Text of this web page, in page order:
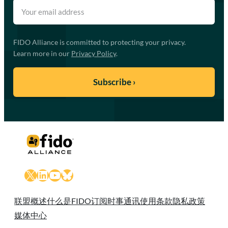
FIDO Alliance is committed to protecting your privacy.
Learn more in our Privacy Policy.
X LinkedIn
YouTube
Bluesky
联盟概述什么是FIDO订阅时事通讯使用条款隐私政策
媒体中心